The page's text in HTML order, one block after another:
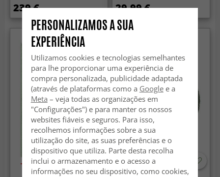
239 € 29.99 €
-50%
PERSONALIZAMOS A SUA
EXPERIÊNCIA
Utilizamos cookies e tecnologias semelhantes
para lhe proporcionar uma experiência de
compra personalizada, publicidade adaptada
(através de plataformas como a Googlee a
Meta – veja todas as organizações em
"Configurações") e para manter os nossos
websites fiáveis e seguros. Para isso,
recolhemos informações sobre a sua
utilização do site, as suas preferências e o
dispositivo que utiliza. Parte desta recolha
inclui o armazenamento e o acesso a
informações no seu dispositivo, como cookies,